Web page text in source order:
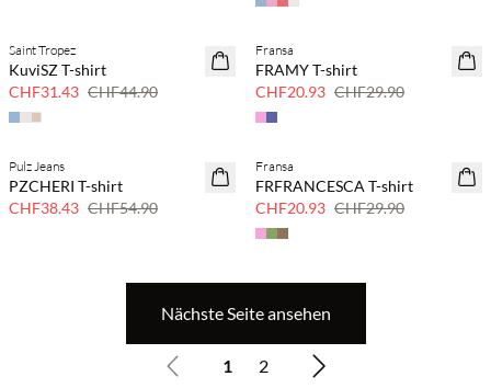
SAVE20
Saint Tropez
KuviSZ T-shirt
CHF31.43 CHF44.90
SAVE20
Fransa
FRAMY T-shirt
CHF20.93 CHF29.90
SAVE20
Pulz Jeans
PZCHERI T-shirt
CHF38.43 CHF54.90
SAVE20
Fransa
FRFRANCESCA T-shirt
CHF20.93 CHF29.90
Nächste Seite ansehen
1 2